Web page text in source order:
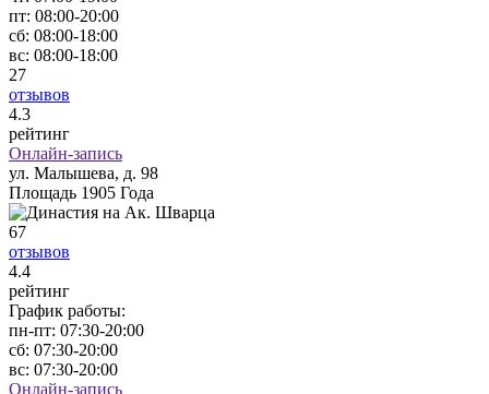
пт: 08:00-20:00
сб: 08:00-18:00
вс: 08:00-18:00
27
отзывов
4.3
рейтинг
Онлайн-запись
ул. Малышева, д. 98
Площадь 1905 Года
67
отзывов
4.4
рейтинг
График работы:
пн-пт: 07:30-20:00
сб: 07:30-20:00
вс: 07:30-20:00
Онлайн-запись